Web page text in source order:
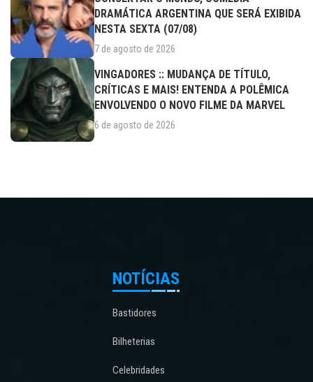
DRAMÁTICA ARGENTINA QUE SERÁ EXIBIDA
NESTA SEXTA (07/08)
7 de agosto de 2026
VINGADORES :: MUDANÇA DE TÍTULO,
CRÍTICAS E MAIS! ENTENDA A POLÊMICA
ENVOLVENDO O NOVO FILME DA MARVEL
6 de agosto de 2026
NOTÍCIAS
Bastidores
Bilheterias
Celebridades